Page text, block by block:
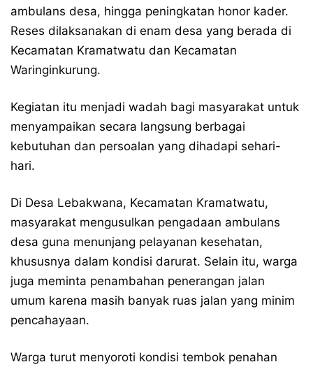
ambulans desa, hingga peningkatan honor kader.
Reses dilaksanakan di enam desa yang berada di
Kecamatan Kramatwatu dan Kecamatan
Waringinkurung.
Kegiatan itu menjadi wadah bagi masyarakat untuk
menyampaikan secara langsung berbagai
kebutuhan dan persoalan yang dihadapi sehari-
hari.
Di Desa Lebakwana, Kecamatan Kramatwatu,
masyarakat mengusulkan pengadaan ambulans
desa guna menunjang pelayanan kesehatan,
khususnya dalam kondisi darurat. Selain itu, warga
juga meminta penambahan penerangan jalan
umum karena masih banyak ruas jalan yang minim
pencahayaan.
Warga turut menyoroti kondisi tembok penahan